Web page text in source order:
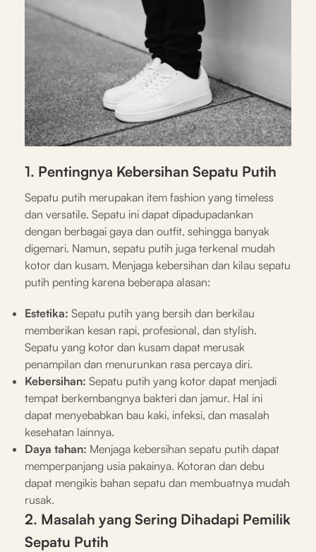
1. Pentingnya Kebersihan Sepatu Putih
Sepatu putih merupakan item fashion yang timeless
dan versatile. Sepatu ini dapat dipadupadankan
dengan berbagai gaya dan outfit, sehingga banyak
digemari. Namun, sepatu putih juga terkenal mudah
kotor dan kusam. Menjaga kebersihan dan kilau sepatu
putih penting karena beberapa alasan:
Estetika: Sepatu putih yang bersih dan berkilau
memberikan kesan rapi, profesional, dan stylish.
Sepatu yang kotor dan kusam dapat merusak
penampilan dan menurunkan rasa percaya diri.
Kebersihan: Sepatu putih yang kotor dapat menjadi
tempat berkembangnya bakteri dan jamur. Hal ini
dapat menyebabkan bau kaki, infeksi, dan masalah
kesehatan lainnya.
Daya tahan: Menjaga kebersihan sepatu putih dapat
memperpanjang usia pakainya. Kotoran dan debu
dapat mengikis bahan sepatu dan membuatnya mudah
rusak.
2. Masalah yang Sering Dihadapi Pemilik
Sepatu Putih